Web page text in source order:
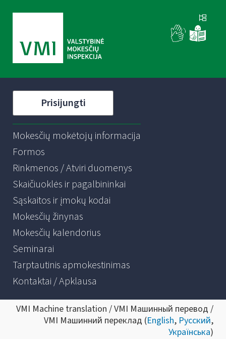
Prisijungti
Mokesčių mokėtojų informacija
Formos
Rinkmenos / Atviri duomenys
Skaičiuoklės ir pagalbininkai
Sąskaitos ir įmokų kodai
Mokesčių žinynas
Mokesčių kalendorius
Seminarai
Tarptautinis apmokestinimas
Kontaktai / Apklausa
VMI Machine translation / VMI Машинный перевод /
VMI Машинний переклад (English, Русский,
Українська)